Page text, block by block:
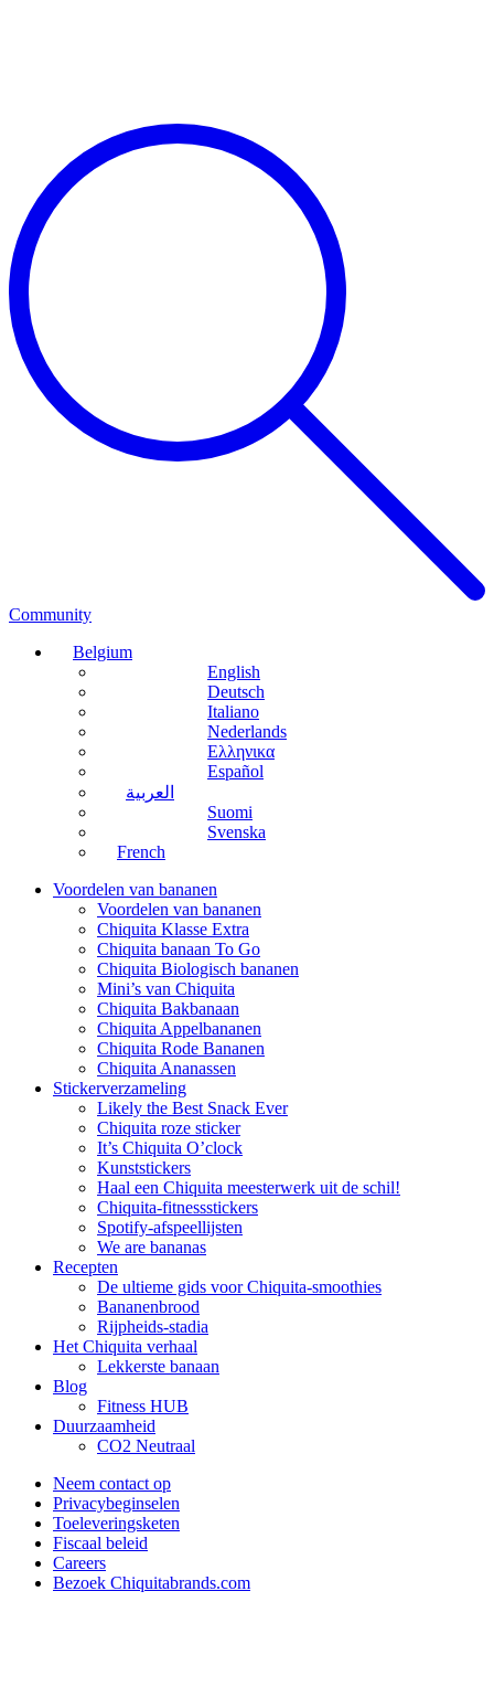
Community
Belgium
English
Deutsch
Italiano
Nederlands
Ελληνικα
Español
العربية
Suomi
Svenska
French
Voordelen van bananen
Voordelen van bananen
Chiquita Klasse Extra
Chiquita banaan To Go
Chiquita Biologisch bananen
Mini’s van Chiquita
Chiquita Bakbanaan
Chiquita Appelbananen
Chiquita Rode Bananen
Chiquita Ananassen
Stickerverzameling
Likely the Best Snack Ever
Chiquita roze sticker
It’s Chiquita O’clock
Kunststickers
Haal een Chiquita meesterwerk uit de schil!
Chiquita-fitnessstickers
Spotify-afspeellijsten
We are bananas
Recepten
De ultieme gids voor Chiquita-smoothies
Bananenbrood
Rijpheids-stadia
Het Chiquita verhaal
Lekkerste banaan
Blog
Fitness HUB
Duurzaamheid
CO2 Neutraal
Neem contact op
Privacybeginselen
Toeleveringsketen
Fiscaal beleid
Careers
Bezoek Chiquitabrands.com